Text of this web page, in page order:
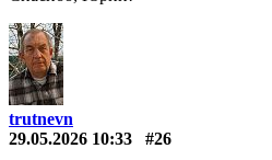
trutnevn
29.05.2026 10:33
#26